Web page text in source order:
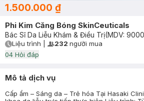
1.500.000 ₫
Phi Kim Căng Bóng SkinCeuticals
Bác Sĩ Da Liễu Khám & Điều Trị(MDV:
Timer Gray Icon
Liệu trình User Product Icon
232 người mua
04 Hỏi đáp
Mô tả dịch vụ
Cấp ẩm – Sáng da – Trẻ hóa Tại Hasaki